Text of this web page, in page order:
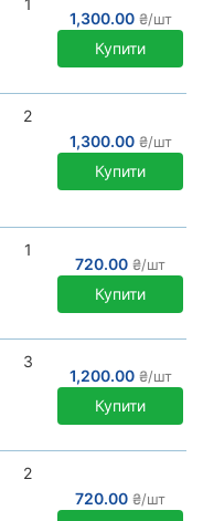
1
1,300.00₴/шт
Купити
2
1,300.00₴/шт
Купити
1
720.00 ₴/шт
Купити
3
1,200.00₴/шт
Купити
2
720.00 ₴/шт